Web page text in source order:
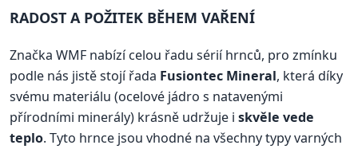
RADOST A POŽITEK BĚHEM VAŘENÍ
Značka WMF nabízí celou řadu sérií hrnců, pro zmínku
podle nás jistě stojí řada Fusiontec Mineral, která díky
svému materiálu (ocelové jádro s natavenými
přírodními minerály) krásně udržuje i skvěle vede
teplo. Tyto hrnce jsou vhodné na všechny typy varných